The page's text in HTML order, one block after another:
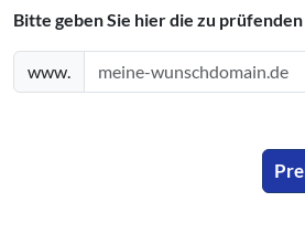
Bitte geben Sie hier die zu
www.